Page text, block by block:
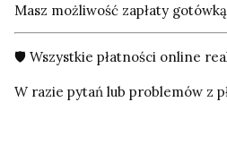
Masz możliwość zapłaty
🛡️ Wszystkie płatności online
W razie pytań lub problemów z